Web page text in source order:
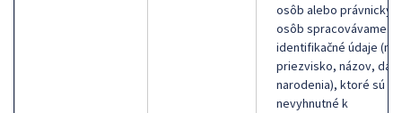
osôb alebo
osôb spracovávame
identifikačné údaje
priezvisko, názov,
narodenia), ktoré sú
nevyhnutné k